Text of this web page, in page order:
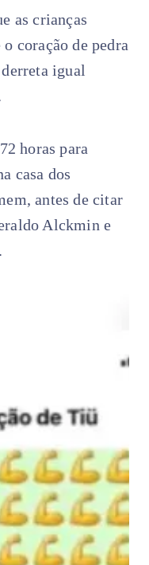
as crianças
coração de pedra
igual
horas para
casa dos
antes de citar
Alckmin e